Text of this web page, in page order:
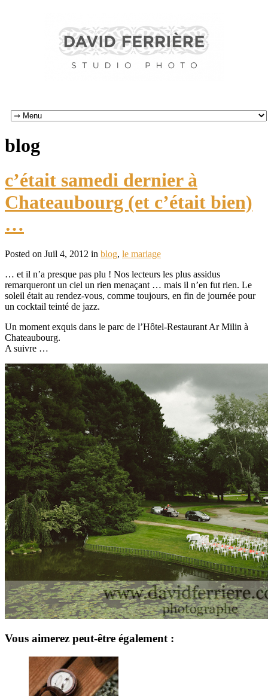
blog
c’était samedi dernier à
Chateaubourg (et c’était bien)
…
Posted on Juil 4, 2012 in blog, le mariage
… et il n’a presque pas plu ! Nos lecteurs les plus assidus
remarqueront un ciel un rien menaçant … mais il n’en fut rien. Le
soleil était au rendez-vous, comme toujours, en fin de journée pour
un cocktail teinté de jazz.
Un moment exquis dans le parc de l’Hôtel-Restaurant Ar Milin à
Chateaubourg.
A suivre …
Vous aimerez peut-être également :